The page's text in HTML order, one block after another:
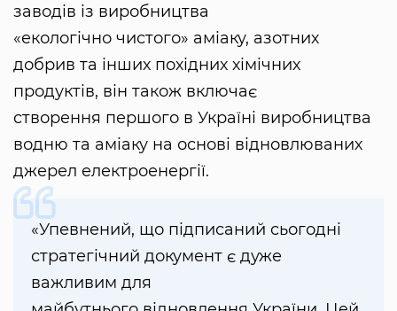
заводів із виробництва
«екологічно чистого» аміаку, азотних
добрив та інших похідних хімічних
продуктів, він також включає
створення першого в Україні виробництва
водню та аміаку на основі відновлюваних
джерел електроенергії.
«Упевнений, що підписаний сьогодні
стратегічний документ є дуже
важливим для